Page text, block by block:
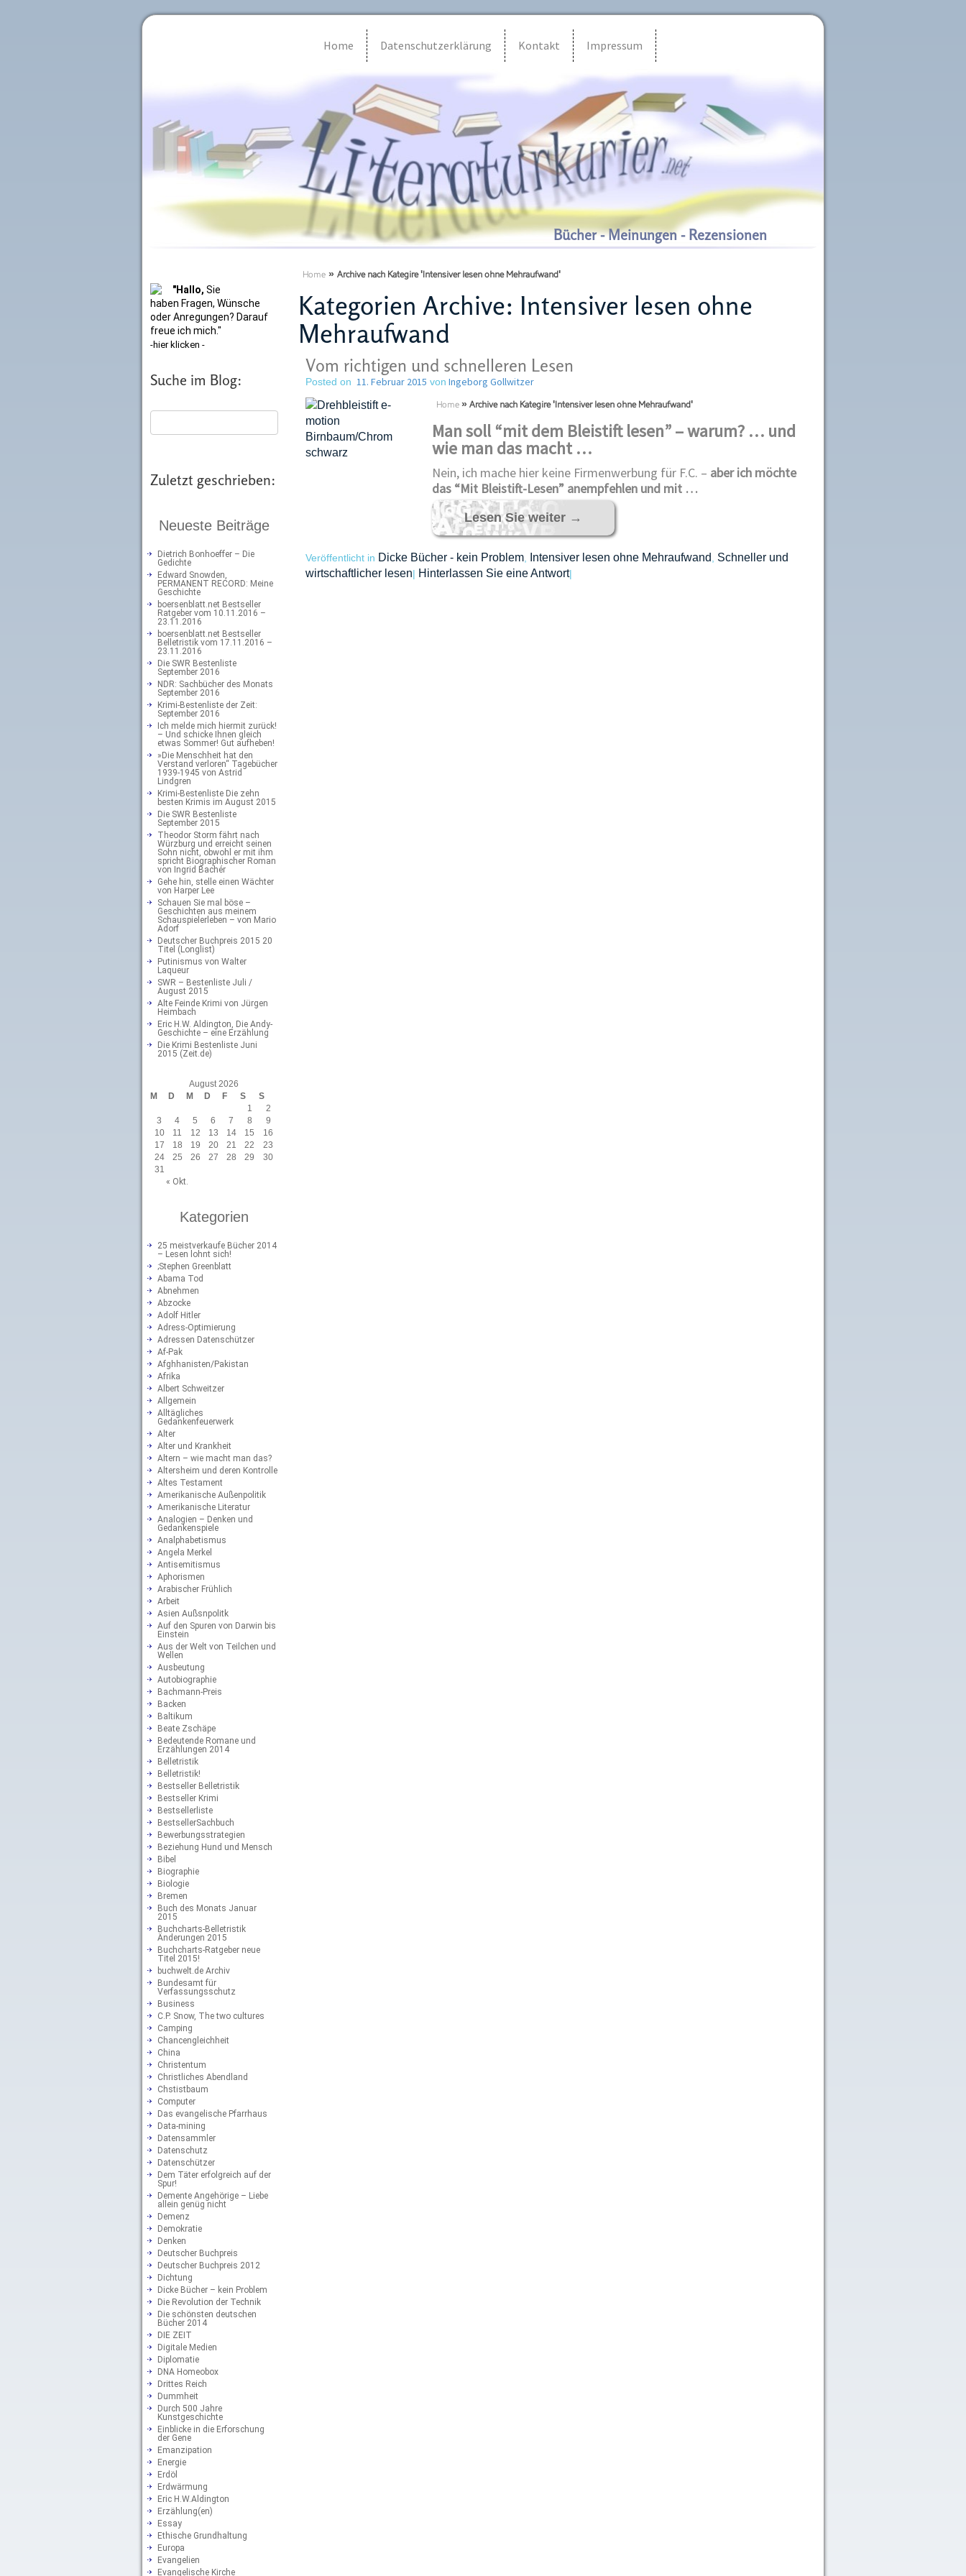
Home Datenschutzerklärung Kontakt Impressum
Bücher - Meinungen - Rezensionen
"Hallo, Sie
haben Fragen, Wünsche
oder Anregungen? Darauf
freue ich mich."
-hier klicken -
Suche im Blog:
Zuletzt geschrieben:
Neueste Beiträge
Dietrich Bonhoeffer – Die
Gedichte
Edward Snowden,
PERMANENT RECORD: Meine
Geschichte
boersenblatt.net Bestseller
Ratgeber vom 10.11.2016 –
23.11.2016
boersenblatt.net Bestseller
Belletristik vom 17.11.2016 –
23.11.2016
Die SWR Bestenliste
September 2016
NDR: Sachbücher des Monats
September 2016
Krimi-Bestenliste der Zeit:
September 2016
Ich melde mich hiermit zurück!
– Und schicke Ihnen gleich
etwas Sommer! Gut aufheben!
»Die Menschheit hat den
Verstand verloren“ Tagebücher
1939-1945 von Astrid
Lindgren
Krimi-Bestenliste Die zehn
besten Krimis im August 2015
Die SWR Bestenliste
September 2015
Theodor Storm fährt nach
Würzburg und erreicht seinen
Sohn nicht, obwohl er mit ihm
spricht Biographischer Roman
von Ingrid Bachér
Gehe hin, stelle einen Wächter
von Harper Lee
Schauen Sie mal böse –
Geschichten aus meinem
Schauspielerleben – von Mario
Adorf
Deutscher Buchpreis 2015 20
Titel (Longlist)
Putinismus von Walter
Laqueur
SWR – Bestenliste Juli /
August 2015
Alte Feinde Krimi von Jürgen
Heimbach
Eric H.W. Aldington, Die Andy-
Geschichte – eine Erzählung
Die Krimi Bestenliste Juni
2015 (Zeit.de)
August 2026
M
D M D F S S
« Okt.
1
2
3
4 5 6 7 8
9
10
11 12 13 14 15
16
17
18 19 20 21 22
23
24
25 26 27 28 29
30
31
Kategorien
25 meistverkaufe Bücher 2014
– Lesen lohnt sich!
;Stephen Greenblatt
Abama Tod
Abnehmen
Abzocke
Adolf Hitler
Adress-Optimierung
Adressen Datenschützer
Af-Pak
Afghhanisten/Pakistan
Afrika
Albert Schweitzer
Allgemein
Alltägliches
Gedankenfeuerwerk
Alter
Alter und Krankheit
Altern – wie macht man das?
Altersheim und deren Kontrolle
Altes Testament
Amerikanische Außenpolitik
Amerikanische Literatur
Analogien – Denken und
Gedankenspiele
Analphabetismus
Angela Merkel
Antisemitismus
Aphorismen
Arabischer Frühlich
Arbeit
Asien Außsnpolitk
Auf den Spuren von Darwin bis
Einstein
Aus der Welt von Teilchen und
Wellen
Ausbeutung
Autobiographie
Bachmann-Preis
Backen
Baltikum
Beate Zschäpe
Bedeutende Romane und
Erzählungen 2014
Belletristik
Belletristik!
Bestseller Belletristik
Bestseller Krimi
Bestsellerliste
BestsellerSachbuch
Bewerbungsstrategien
Beziehung Hund und Mensch
Bibel
Biographie
Biologie
Bremen
Buch des Monats Januar
2015
Buchcharts-Belletristik
Änderungen 2015
Buchcharts-Ratgeber neue
Titel 2015!
buchwelt.de Archiv
Bundesamt für
Verfassungsschutz
Business
C.P. Snow, The two cultures
Camping
Chancengleichheit
China
Christentum
Christliches Abendland
Chstistbaum
Computer
Das evangelische Pfarrhaus
Data-mining
Datensammler
Datenschutz
Datenschützer
Dem Täter erfolgreich auf der
Spur!
Demente Angehörige – Liebe
allein genüg nicht
Demenz
Demokratie
Denken
Deutscher Buchpreis
Deutscher Buchpreis 2012
Dichtung
Dicke Bücher – kein Problem
Die Revolution der Technik
Die schönsten deutschen
Bücher 2014
DIE ZEIT
Digitale Medien
Diplomatie
DNA Homeobox
Drittes Reich
Dummheit
Durch 500 Jahre
Kunstgeschichte
Einblicke in die Erforschung
der Gene
Emanzipation
Energie
Erdöl
Erdwärmung
Eric H.W.Aldington
Erzählung(en)
Essay
Ethische Grundhaltung
Europa
Evangelien
Evangelische Kirche
Home » Archive nach Kategire 'Intensiver lesen ohne Mehraufwand'
Kategorien Archive: Intensiver lesen ohne
Mehraufwand
Vom richtigen und schnelleren Lesen
Posted on 11. Februar 2015 von Ingeborg Gollwitzer
Home » Archive nach Kategire 'Intensiver lesen ohne Mehraufwand'
Man soll “mit dem Bleistift lesen” – warum? … und
wie man das macht …
Nein, ich mache hier keine Firmenwerbung für F.C. – aber ich möchte
das “Mit Bleistift-Lesen” anempfehlen und mit …
Lesen Sie weiter →
Veröffentlicht in Dicke Bücher - kein Problem, Intensiver lesen ohne Mehraufwand
Schneller und
wirtschaftlicher lesen| Hinterlassen Sie eine Antwort|